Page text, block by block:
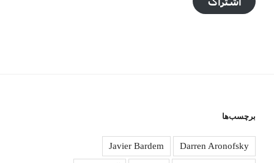
برچسب‌ها
Darren Aronofsky
Javier Bardem